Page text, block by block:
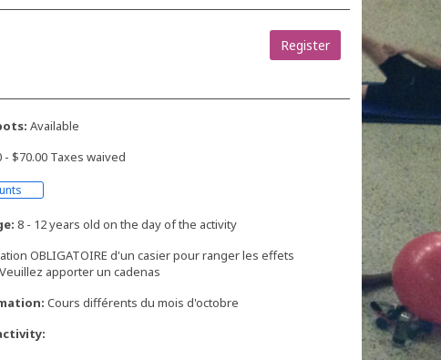
Register
Available
- $70.00 Taxes waived
8 - 12 years old on the day of the activity
OBLIGATOIRE d'un casier pour ranger les effets
apporter un cadenas
Cours différents du mois d'octobre